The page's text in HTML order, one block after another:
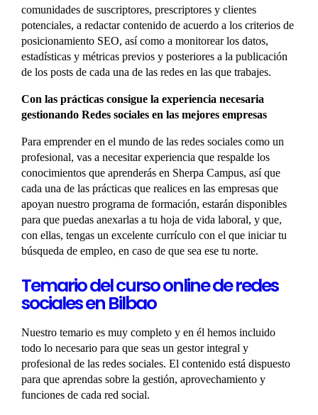
comunidades de suscriptores, prescriptores y clientes
potenciales, a redactar contenido de acuerdo a los criterios de
posicionamiento SEO, así como a monitorear los datos,
estadísticas y métricas previos y posteriores a la publicación
de los posts de cada una de las redes en las que trabajes.
Con las prácticas consigue la experiencia necesaria
gestionando Redes sociales en las mejores empresas
Para emprender en el mundo de las redes sociales como un
profesional, vas a necesitar experiencia que respalde los
conocimientos que aprenderás en Sherpa Campus, así que
cada una de las prácticas que realices en las empresas que
apoyan nuestro programa de formación, estarán disponibles
para que puedas anexarlas a tu hoja de vida laboral, y que,
con ellas, tengas un excelente currículo con el que iniciar tu
búsqueda de empleo, en caso de que sea ese tu norte.
Temario del curso online de redes
sociales en Bilbao
Nuestro temario es muy completo y en él hemos incluido
todo lo necesario para que seas un gestor integral y
profesional de las redes sociales. El contenido está dispuesto
para que aprendas sobre la gestión, aprovechamiento y
funciones de cada red social.